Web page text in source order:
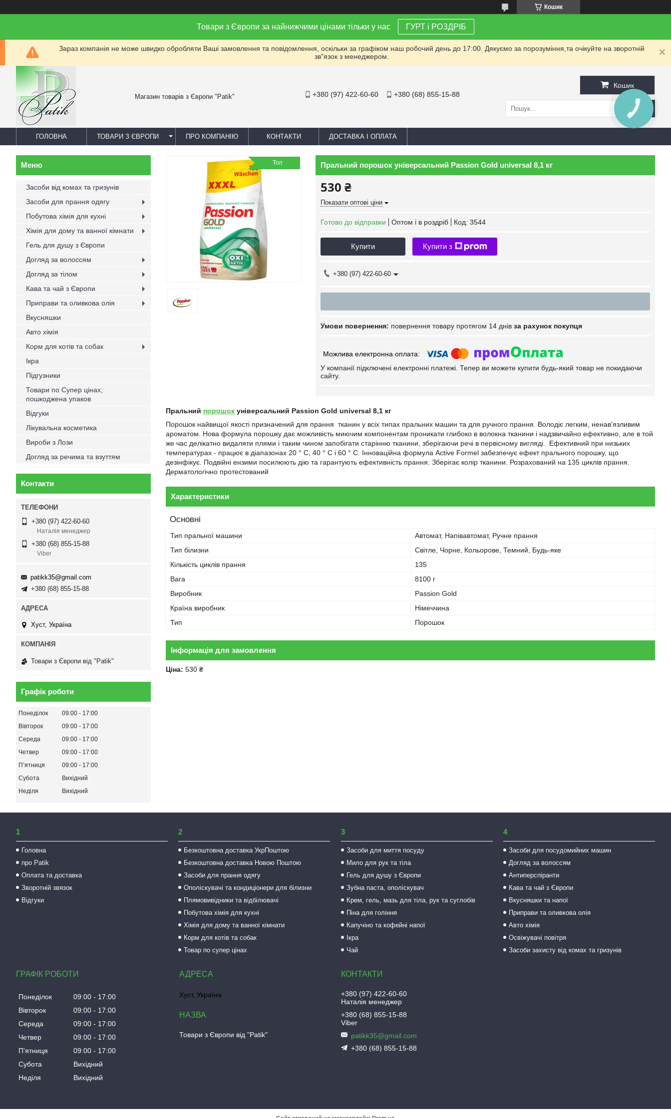
Кошик
Товари з Європи за найнижчими цінами тільки у нас ГУРТ і РОЗДРІБ
Зараз компанія не може швидко обробляти Ваші замовлення та повідомлення, оскільки за графіком наш робочий день до 17:00. Дякуємо за порозуміння,та очікуйте на зворотній
зв"язок з менеджером.
Магазин товарів з Європи "Patik" +380 (97) 422-60-60 +380 (68) 855-15-88
Кошик
ГОЛОВНА ТОВАРИ З ЄВРОПИ ПРО КОМПАНІЮ КОНТАКТИ ДОСТАВКА І ОПЛАТА
Топ Пральний порошок універсальний Passion Gold universal 8,1 кг
530 ₴
Показати оптові ціни
Готово до відправки Оптом і в роздріб Код: 3544
Купити Купити з
+380 (97) 422-60-60
повернення товару протягом 14 днів за рахунок покупця
У компанії підключені електронні платежі. Тепер ви можете купити будь-який товар не покидаючи
сайту.
Пральний порошок універсальний Passion Gold universal 8,1 кг
Порошок найвищої якості призначений для прання тканин у всіх типах пральних машин та для ручного прання. Володіє легким, ненав'язливим
ароматом. Нова формула порошку дає можливість миючим компонентам проникати глибоко в волокна тканини і надзвичайно ефективно, але в той
же час делікатно видаляти плями і таким чином запобігати старінню тканини, зберігаючи речі в первісному вигляді. Ефективний при низьких
температурах - працює в діапазонах 20 ° С, 40 ° С і 60 ° С. Інноваційна формула Active Formel забезпечує ефект прального порошку, що
дезінфікує. Подвійні ензими посилюють дію та гарантують ефективність прання. Зберігає колір тканини. Розрахований на 135 циклів прання.
Дерматологічно протестований
Характеристики
Основні
Тип пральної машини
Автомат, Напівавтомат, Ручне прання
Тип білизни
Світле, Чорне, Кольорове, Темний, Будь-яке
Кількість циклів прання
135
Вага
8100 г
Виробник
Passion Gold
Країна виробник
Німеччина
Тип
Порошок
Інформація для замовлення
Ціна: 530 ₴
Засоби від комах та гризунів
Засоби для прання одягу
Побутова хімія для кухні
Хімія для дому та ванної кімнати
Гель для душу з Європи
Догляд за волоссям
Догляд за тілом
Кава та чай з Європи
Приправи та оливкова олія
Вкусняшки
Авто хімія
Корм для котів та собак
Ікра
Підгузники
Товари по Супер цінах,
пошкоджена упаков
Відгуки
Лікувальна косметика
Вироби з Лози
Догляд за речима та взуттям
Контакти
+380 (97) 422-60-60
Наталія менеджер
+380 (68) 855-15-88
Viber
patikk35@gmail.com
+380 (68) 855-15-88
Хуст, Україна
Товари з Європи від "Patik"
Графік роботи
Понеділок 09:00
17:00
Вівторок
09:00
17:00
Середа
09:00
17:00
Четвер
09:00
17:00
Пʼятниця
09:00
17:00
Субота
Вихідний
Неділя
Вихідний
1
Головна
про Patik
Оплата та доставка
Зворотній звязок
Відгуки
2
Безкоштовна доставка УкрПоштою
Безкоштовна доставка Новою Поштою
Засоби для прання одягу
Ополіскувачі та кондиціонери для білизни
Плямовивідники та відбілювачі
Побутова хімія для кухні
Хімія для дому та ванної кімнати
Корм для котів та собак
Товар по супер цінах
3
Засоби для миття посуду
Мило для рук та тіла
Гель для душу з Європи
Зубна паста, ополіскувач
Крем, гель, мазь для тіла, рук та суглобів
Піна для гоління
Капучіно та кофейні напої
Ікра
Чай
4
Засоби для посудомийних машин
Догляд за волоссям
Антиперспіранти
Кава та чай з Європи
Вкусняшки та напої
Приправи та оливкова олія
Авто хімія
Освіжувачі повітря
Засоби захисту від комах та гризунів
ГРАФІК РОБОТИ
Понеділок 09:00
17:00
Вівторок
09:00
17:00
Середа
09:00
17:00
Четвер
09:00
17:00
Пʼятниця
09:00
17:00
Субота
Вихідний
Неділя
Вихідний
Хуст, Україна
Товари з Європи від "Patik"
+380 (97) 422-60-60
Наталія менеджер
+380 (68) 855-15-88
Viber
patikk35@gmail.com
+380 (68) 855-15-88
КНОПКА
ЗВ'ЯЗКУ